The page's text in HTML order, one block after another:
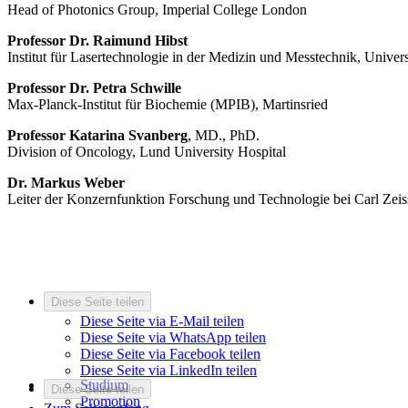
Head of Photonics Group, Imperial College London
Professor Dr. Raimund Hibst
Institut für Lasertechnologie in der Medizin und Messtechnik,
Professor Dr. Petra Schwille
Max-Planck-Institut für Biochemie (MPIB), Martinsried
Professor Katarina Svanberg, MD., PhD.
Division of Oncology, Lund University Hospital
Dr. Markus Weber
Leiter der Konzernfunktion Forschung und Technologie bei Carl
Diese Seite teilen
Diese Seite via E-Mail teilen
Diese Seite via WhatsApp teilen
Diese Seite via Facebook teilen
Diese Seite via LinkedIn teilen
Diese Seite teilen
Studium
Promotion